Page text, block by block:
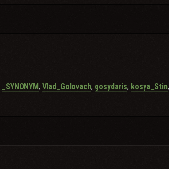
_SYNONYM, Vlad_Golovach, gosydaris, kosya_Stin,